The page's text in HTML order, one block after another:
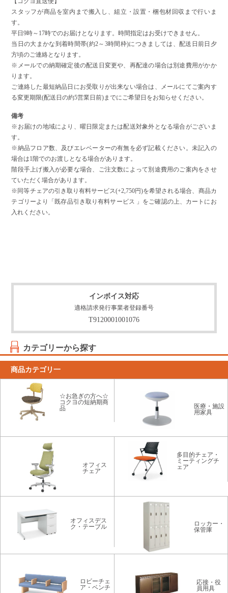
スタッフが商品を室内まで搬入し、組立・設置・梱包材回収まで行いま
す。
平日9時～17時でのお届けとなります。時間指定はお受けできません。
当日の大まかな到着時間帯(約2～3時間枠)につきましては、配送日前日夕
方頃のご連絡となります。
※メールでの納期確定後の配送日変更や、再配達の場合は別途費用がかか
ります。
ご連絡した最短納品日にお受取りが出来ない場合は、メールにてご案内す
る変更期限(配送日の約5営業日前)までにご希望日をお知らせください。
備考
※お届けの地域により、曜日限定または配送対象外となる場合がございま
す。
※納品フロア数、及びエレベーターの有無を必ず記載ください。未記入の
場合は1階でのお渡しとなる場合があります。
階段手上げ搬入が必要な場合、ご注文数によって別途費用のご案内をさせ
ていただく場合があります。
※同等チェアの引き取り有料サービス(+2,750円)を希望される場合、商品カ
テゴリーより「既存品引き取り有料サービス 」をご確認の上、カートにお
入れください。
インボイス対応
適格請求発行事業者登録番号
T9120001001076
カテゴリーから探す
商品カテゴリ一
☆お急ぎの方へ☆
コクヨの短納期商
品
医療・施設
用家具
オフィス
チェア
多目的チェア・
ミーティングチ
ェア
オフィスデス
ク・テーブル
ロッカー・
保管庫
ロビーチェ
ア・ベンチ
応接・役
員用具